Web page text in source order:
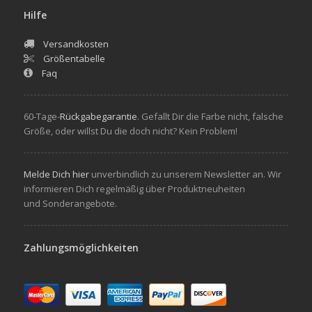
Hilfe
Versandkosten
Größentabelle
Faq
60-Tage-Rückgabegarantie. Gefallt Dir die Farbe nicht, falsche
Größe, oder willst Du die doch nicht? Kein Problem!
Melde Dich hierunverbindlich zu unserem Newsletter an. Wir
informieren Dich regelmäßig über Produktneuheiten
und Sonderangebote.
Zahlungsmöglichkeiten